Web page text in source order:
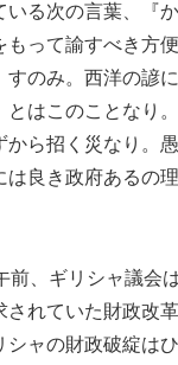
いる次の言葉、『
もって諭すべき方
すのみ。西洋の諺
とはこのことなり
から招く災なり。
は良き政府あるの
前、ギリシャ議会
されていた財政改
シャの財政破綻は